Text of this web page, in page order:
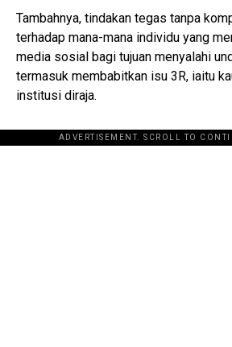
Tambahnya, tindakan tegas tanpa
terhadap mana-mana individu yang
media sosial bagi tujuan menyalahi
termasuk membabitkan isu 3R, iaitu
institusi diraja.
ADVERTISEMENT. SCROLL TO